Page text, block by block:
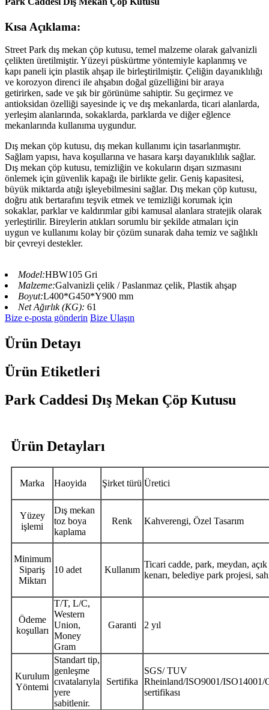
Kısa Açıklama:
Street Park dış mekan çöp kutusu, temel malzeme olarak galvanizli
çelikten üretilmiştir. Yüzeyi püskürtme yöntemiyle kaplanmış ve
kapı paneli için plastik ahşap ile birleştirilmiştir. Çeliğin dayanıklılığı
ve korozyon direnci ile ahşabın doğal güzelliğini bir araya
getirirken, sade ve şık bir görünüme sahiptir. Su geçirmez ve
antioksidan özelliği sayesinde iç ve dış mekanlarda, ticari alanlarda,
yerleşim alanlarında, sokaklarda, parklarda ve diğer eğlence
mekanlarında kullanıma uygundur.
Dış mekan çöp kutusu, dış mekan kullanımı için tasarlanmıştır.
Sağlam yapısı, hava koşullarına ve hasara karşı dayanıklılık sağlar.
Dış mekan çöp kutusu, temizliğin ve kokuların dışarı sızmasını
önlemek için güvenlik kapağı ile birlikte gelir. Geniş kapasitesi,
büyük miktarda atığı işleyebilmesini sağlar. Dış mekan çöp kutusu,
doğru atık bertarafını teşvik etmek ve temizliği korumak için
sokaklar, parklar ve kaldırımlar gibi kamusal alanlara stratejik olarak
yerleştirilir. Bireylerin atıkları sorumlu bir şekilde atmaları için
uygun ve kullanımı kolay bir çözüm sunarak daha temiz ve sağlıklı
bir çevreyi destekler.
Model:HBW105 Gri
Malzeme:Galvanizli çelik / Paslanmaz çelik, Plastik ahşap
Boyut:L400*G450*Y900 mm
Net Ağırlık (KG): 61
Bize e-posta gönderin Bize Ulaşın
Ürün Detayı
Ürün Etiketleri
Park Caddesi Dış Mekan Çöp Kutusu
Ürün Detayları
Marka Haoyida Şirket türü Üretici
Yüzey
işlemi
Dış mekan
toz boya
kaplama
Renk Kahverengi, Özel Tasarım
Minimum
Sipariş
Miktarı
10 adet Kullanım
Ticari cadde, park, meydan,
kenarı, belediye park projesi,
Ödeme
koşulları
T/T, L/C,
Western
Union,
Money
Gram
Garanti 2 yıl
Kurulum
Yöntemi
Standart tip,
genleşme
cıvatalarıyla
yere
sabitlenir.
Sertifika
SGS/ TUV
Rheinland/ISO9001/ISO14001/
sertifikası